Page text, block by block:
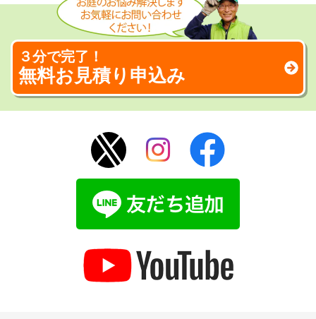
３分で完了！
無料お見積り申込み